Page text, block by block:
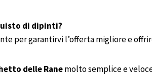
di dipinti?
per garantirvi l’offerta migliore e
delle Ranemolto semplice e